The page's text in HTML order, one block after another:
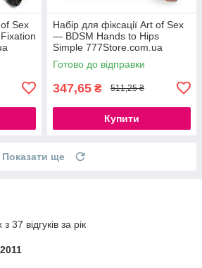
of Sex
Набір для фіксації Art of Sex
— BDSM Нands to Hips
Simple 777Store.com.ua
Готово до відправки
347,65 ₴ 511,25 ₴
Купити
Показати ще
37 відгуків за рік